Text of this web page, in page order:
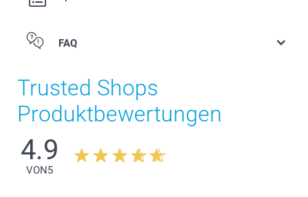
FAQ
Trusted Shops
Produktbewertungen
4.9
VON5